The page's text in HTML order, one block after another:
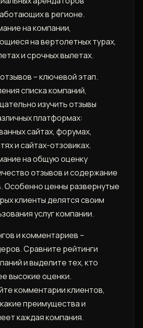
в регионе.
на компании,
на вертолетных турах,
и срочных вылетах.
– ключевой этап.
списка компаний,
изучить отзывы
платформах:
сайтах, форумах,
и сайтах-отзовиках.
на общую оценку
отзывов и содержание
Особенно ценны развернутые
клиенты делятся своим
услуг компании.
и комментариев –
Сравните рейтинги
и выделите тех, кто
высокие оценки.
комментарии клиентов,
преимущества и
каждая компания.